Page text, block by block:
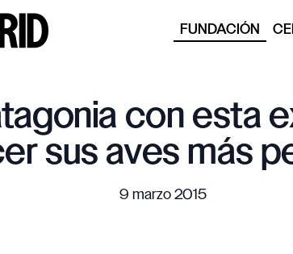
FUNDACIÓN
con esta
sus aves más
9 marzo 2015